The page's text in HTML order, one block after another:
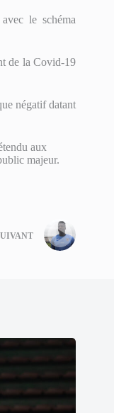
le schéma
de la Covid-19
négatif datant
aux
majeur.